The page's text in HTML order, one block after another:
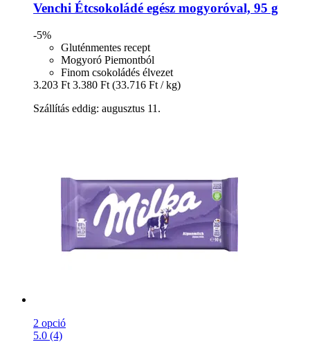
Venchi Étcsokoládé egész mogyoróval, 95 g
-5%
Gluténmentes recept
Mogyoró Piemontból
Finom csokoládés élvezet
3.203 Ft 3.380 Ft (33.716 Ft / kg)
Szállítás eddig: augusztus 11.
2 opció
5.0 (4)